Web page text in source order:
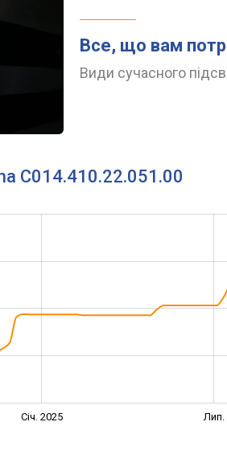
Все, що вам
Види сучасного
C014.410.22.051.00
Січ. 2025 Лип.